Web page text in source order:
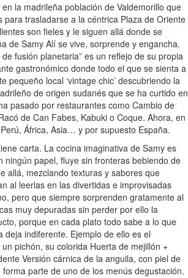
la madrileña población de Valdemorillo que
para trasladarse a la céntrica Plaza de Oriente
son fieles y le siguen allá donde se
de Samy Alí se vive, sorprende y engancha.
fusión planetaria” es un reflejo de su propia
gastronómico donde todo el que se sienta a
pequeño local ‘vintage chic’ descubriendo la
de origen sudanés que se ha curtido en
pasado por restaurantes como Cambio de
de Can Fabes, Kabuki o Coque. Ahora, en
Perú, África, Asia… y por supuesto España.
carta. La cocina imaginativa de Samy es
ningún papel, fluye sin fronteras bebiendo de
allá, mezclando texturas y sabores que
al leerlas en las divertidas e improvisadas
pero que siempre sorprenden gratamente al
muy depuradas sin perder por ello la
porque en cada plato todo sabe a lo que
deja indiferente. Ejemplo de ello es el
pichón, su colorida Huerta de mejillón +
Versión cárnica de la anguila, con piel de
parte de uno de los menús degustación.